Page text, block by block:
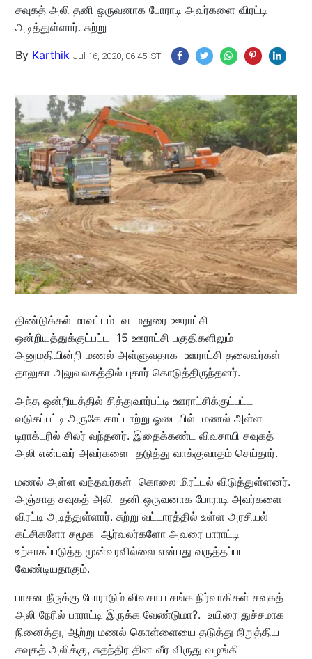
சவுகத் அலி தனி ஒருவனாக போராடி அவர்களை விரட்டி
அடித்துள்ளார். சுற்று
By Karthik Jul 16, 2020, 06:45 IST
திண்டுக்கல் மாவட்டம் வடமதுரை ஊராட்சி
ஒன்றியத்துக்குட்பட்ட 15 ஊராட்சி பகுதிகளிலும்
அனுமதியின்றி மணல் அள்ளுவதாக ஊராட்சி தலைவர்கள்
தாலுகா அலுவலகத்தில் புகார் கொடுத்திருந்தனர்.
அந்த ஒன்றியத்தில் சித்துவார்பட்டி ஊராட்சிக்குட்பட்ட
வடுகப்பட்டி அருகே காட்டாற்று ஓடையில் மணல் அள்ள
டிராக்டரில் சிலர் வந்தனர். இதைக்கண்ட விவசாயி சவுகத்
அலி என்பவர் அவர்களை தடுத்து வாக்குவாதம் செய்தார்.
மணல் அள்ள வந்தவர்கள் கொலை மிரட்டல் விடுத்துள்ளனர்.
அஞ்சாத சவுகத் அலி தனி ஒருவனாக போராடி அவர்களை
விரட்டி அடித்துள்ளார். சுற்று வட்டாரத்தில் உள்ள அரசியல்
கட்சிகளோ சமூக ஆர்வலர்களோ அவரை பாராட்டி
உற்சாகப்படுத்த முன்வரவில்லை என்பது வருத்தப்பட
வேண்டியதாகும்.
பாசன நீருக்கு போராடும் விவசாய சங்க நிர்வாகிகள் சவுகத்
அலி நேரில் பாராட்டி இருக்க வேண்டுமா?. உயிரை துச்சமாக
நினைத்து, ஆற்று மணல் கொள்ளையை தடுத்து நிறுத்திய
சவுகத் அலிக்கு, சுதந்திர தின வீர விருது வழங்கி